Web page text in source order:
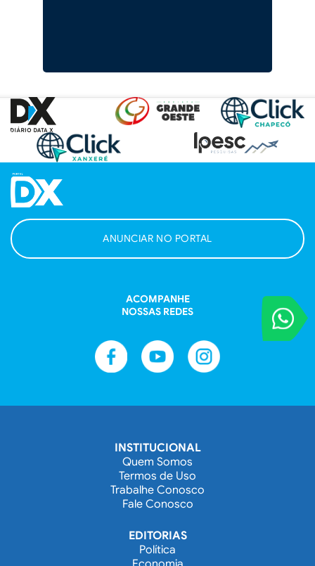
VOCÊ
Entre em
ANUNCIAR NO PORTAL
ACOMPANHE
NOSSAS REDES
INSTITUCIONAL
Quem Somos
Termos de Uso
Trabalhe Conosco
Fale Conosco
EDITORIAS
Política